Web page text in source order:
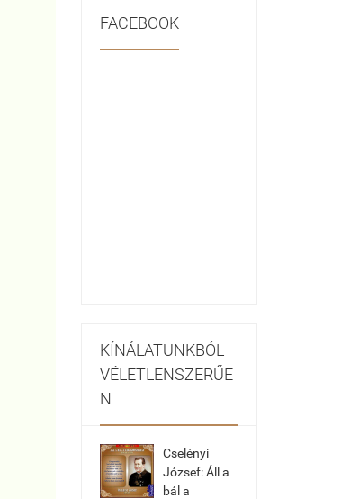
FACEBOOK
KÍNÁLATUNKBÓL
VÉLETLENSZERŰE
N
Cselényi
József: Áll a
bál a